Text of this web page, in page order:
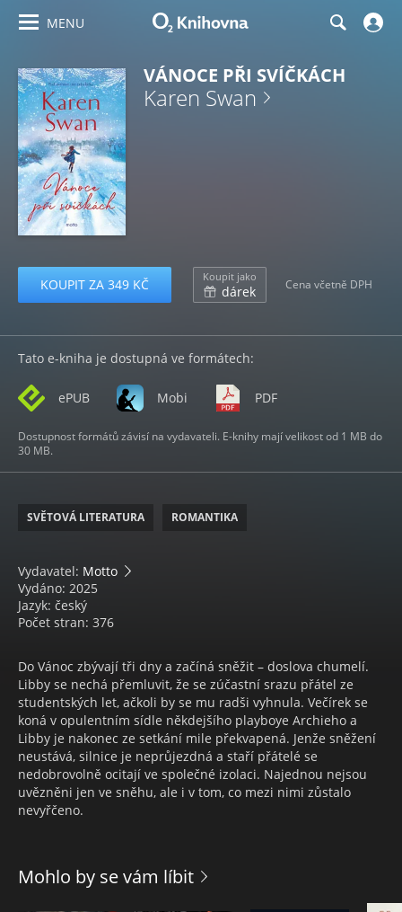
MENU
VÁNOCE PŘI SVÍČKÁCH
Karen Swan
KOUPIT ZA 349 KČ Koupit jako
dárek Cena včetně DPH
Tato e-kniha je dostupná ve formátech:
ePUB Mobi PDF
Dostupnost formátů závisí na vydavateli. E-knihy mají velikost od 1 MB do
30 MB.
SVĚTOVÁ LITERATURA ROMANTIKA
Vydavatel: Motto
Vydáno: 2025
Jazyk: český
Počet stran: 376
Do Vánoc zbývají tři dny a začíná sněžit – doslova chumelí.
Libby se nechá přemluvit, že se zúčastní srazu přátel ze
studentských let, ačkoli by se mu radši vyhnula. Večírek se
koná v opulentním sídle někdejšího playboye Archieho a
Libby je nakonec ze setkání mile překvapená. Jenže sněžení
neustává, silnice je neprůjezdná a staří přátelé se
nedobrovolně ocitají ve společné izolaci. Najednou nejsou
uvězněni jen ve sněhu, ale i v tom, co mezi nimi zůstalo
nevyřčeno.
Mohlo by se vám líbit